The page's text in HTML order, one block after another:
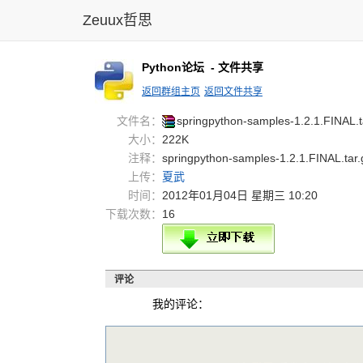
Zeuux哲思
Python论坛 - 文件共享
返回群组主页 返回文件共享
文件名： springpython-samples-1.2. 1.FIN
大小： 222K
注释： springpython-samples-
上传： 夏武
时间： 2012年01月04日 星期三 10:20
下载次数： 16
评论
我的评论：